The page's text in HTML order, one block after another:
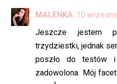
MALENKA 10
Jeszcze jestem
trzydziestki, jednak
poszło do testów
zadowolona. Mój